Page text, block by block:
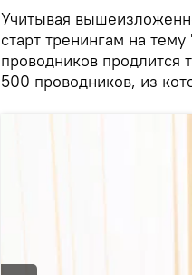
Учитывая
старт тренингам на
проводников продлится
500 проводников, из